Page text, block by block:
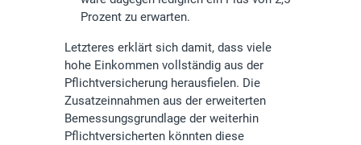
Prozent zu erwarten.
Letzteres erklärt sich damit, dass viele
hohe Einkommen vollständig aus der
Pflichtversicherung herausfielen. Die
Zusatzeinnahmen aus der erweiterten
Bemessungsgrundlage der weiterhin
Pflichtversicherten könnten diese